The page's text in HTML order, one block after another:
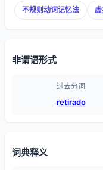
不规则动词记忆法
非谓语形式
过去分词
retirado
词典释义